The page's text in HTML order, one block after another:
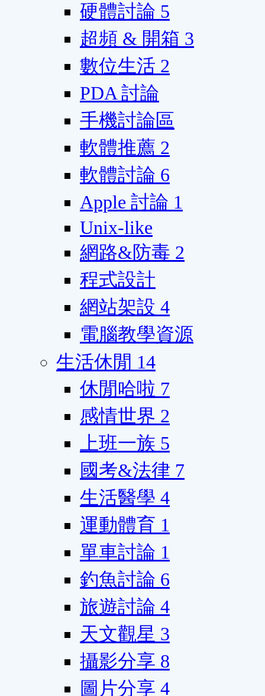
硬體討論 5
超頻 & 開箱 3
數位生活 2
PDA 討論
手機討論區
軟體推薦 2
軟體討論 6
Apple 討論 1
Unix-like
網路&防毒 2
程式設計
網站架設 4
電腦教學資源
生活休閒 14
休閒哈啦 7
感情世界 2
上班一族 5
國考&法律 7
生活醫學 4
運動體育 1
單車討論 1
釣魚討論 6
旅遊討論 4
天文觀星 3
攝影分享 8
圖片分享 4